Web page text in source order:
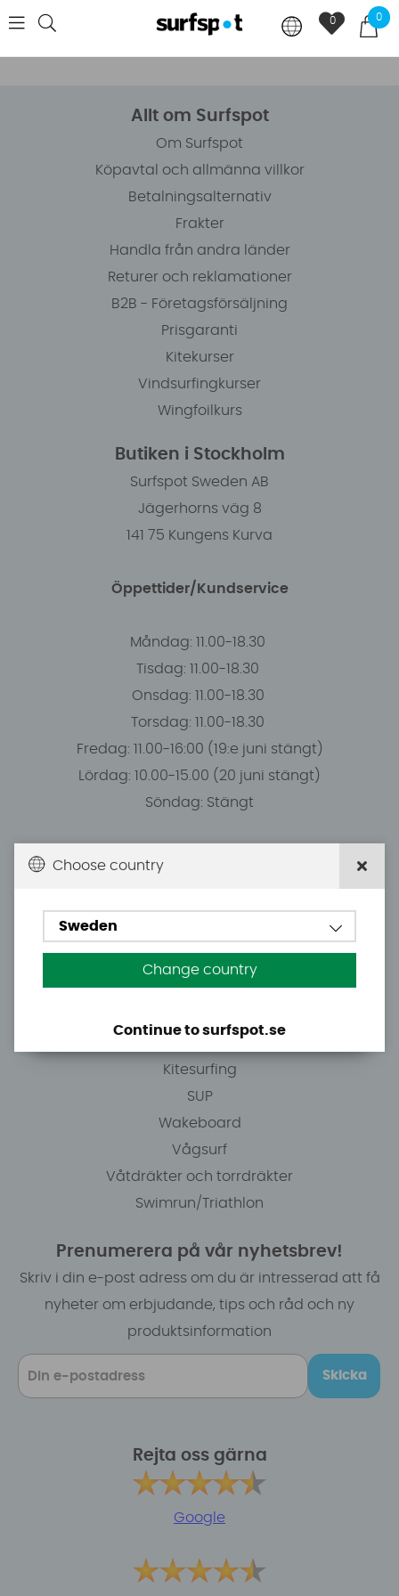
0
0
Allt om Surfspot
Om Surfspot
Köpavtal och allmänna villkor
Betalningsalternativ
Frakter
Handla från andra länder
Returer och reklamationer
B2B - Företagsförsäljning
Prisgaranti
Kitekurser
Vindsurfingkurser
Wingfoilkurs
Butiken i Stockholm
Surfspot Sweden AB
Jägerhorns väg 8
141 75 Kungens Kurva
Öppettider/Kundservice
Måndag: 11.00-18.30
Tisdag: 11.00-18.30
Onsdag: 11.00-18.30
Torsdag: 11.00-18.30
Fredag: 11.00-16:00 (19:e juni stängt)
Lördag: 10.00-15.00 (20 juni stängt)
Söndag: Stängt
Du kan hämta ordrar efter överenskommelse från
E-post: info@surfspot.se
Kitesurfing
SUP
Wakeboard
Vågsurf
Våtdräkter och torrdräkter
Swimrun/Triathlon
Prenumerera på vår nyhetsbrev!
Skriv i din e-post adress om du är intresserad att få
nyheter om erbjudande, tips och råd och ny
produktsinformation
Skicka
Rejta oss gärna
Google
Choose country
Sweden
Change country
Continue to surfspot.se